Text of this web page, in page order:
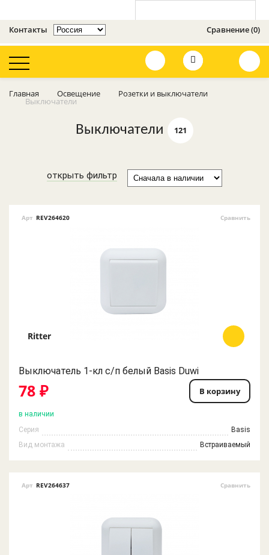
Контакты Сравнение (0)
Телевизионное
оборудование
Главная Освещение Розетки и выключатели
Выключатели
Выключатели 121
открыть фильтр
Арт REV264620 Сравнить
Ritter
Выключатель 1-кл c/п белый Basis Duwi
78 ₽ В корзину
в наличии
Серия
Basis
Вид монтажа
Встраиваемый
Арт REV264637 Сравнить